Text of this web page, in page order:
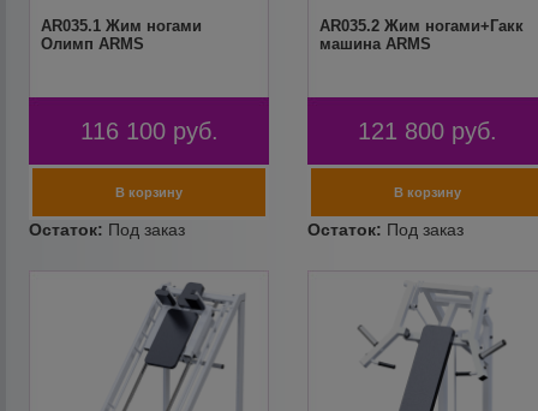
AR035.1 Жим ногами
Олимп ARMS
116 100 руб.
AR035.2 Жим ногами+Гакк
машина ARMS
121 800 руб.